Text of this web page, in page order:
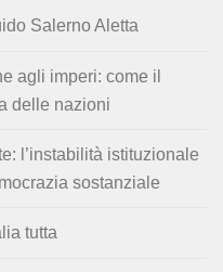
Salerno Aletta
agli imperi: come il
delle nazioni
l’instabilità istituzionale
sostanziale
tutta